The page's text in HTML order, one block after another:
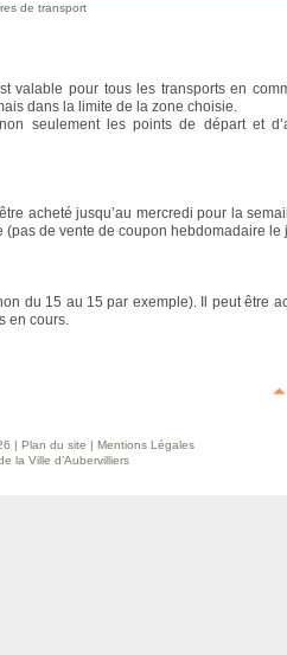
de transport
valable pour tous les transports en
dans la limite de la zone choisie.
seulement les points de départ et
acheté jusqu’au mercredi pour la
de vente de coupon hebdomadaire le
du 15 au 15 par exemple). Il peut être
en cours.
| Plan du site | Mentions Légales
la Ville d’Aubervilliers